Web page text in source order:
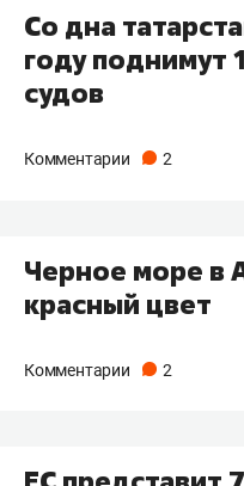
Со дна
году поднимут
судов
Комментарии 2
Черное море в
красный цвет
Комментарии 2